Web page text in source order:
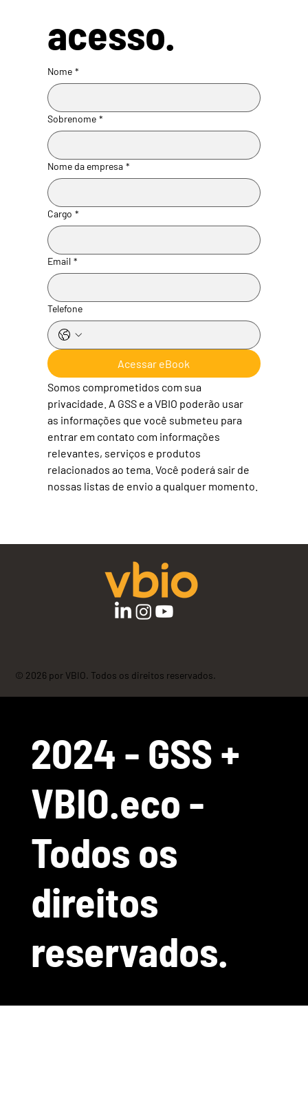
acesso.
Nome *
Sobrenome *
Nome da empresa *
Cargo *
Email *
Telefone
Acessar eBook
Somos comprometidos com sua
privacidade. A GSS e a VBIO poderão usar
as informações que você submeteu para
entrar em contato com informações
relevantes, serviços e produtos
relacionados ao tema. Você poderá sair de
nossas listas de envio a qualquer momento.
2024 - GSS +
VBIO.eco -
Todos os
direitos
reservados.
© 2026 por VBIO. Todos os direitos reservados.